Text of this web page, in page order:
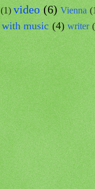
(1) video (6) Vienna
with music (4) writer